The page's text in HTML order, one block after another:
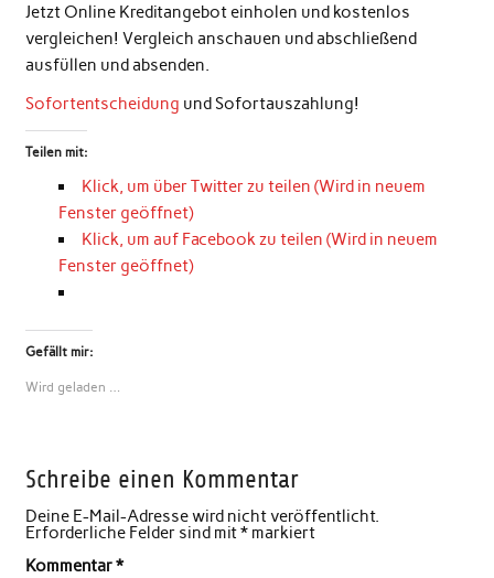
Jetzt Online Kreditangebot einholen und kostenlos
vergleichen! Vergleich anschauen und abschließend
ausfüllen und absenden.
Sofortentscheidung und Sofortauszahlung!
Teilen mit:
Klick, um über Twitter zu teilen (Wird in neuem
Fenster geöffnet)
Klick, um auf Facebook zu teilen (Wird in neuem
Fenster geöffnet)
Gefällt mir:
Wird geladen …
Schreibe einen Kommentar
Deine E-Mail-Adresse wird nicht veröffentlicht.
Erforderliche Felder sind mit*markiert
Kommentar*